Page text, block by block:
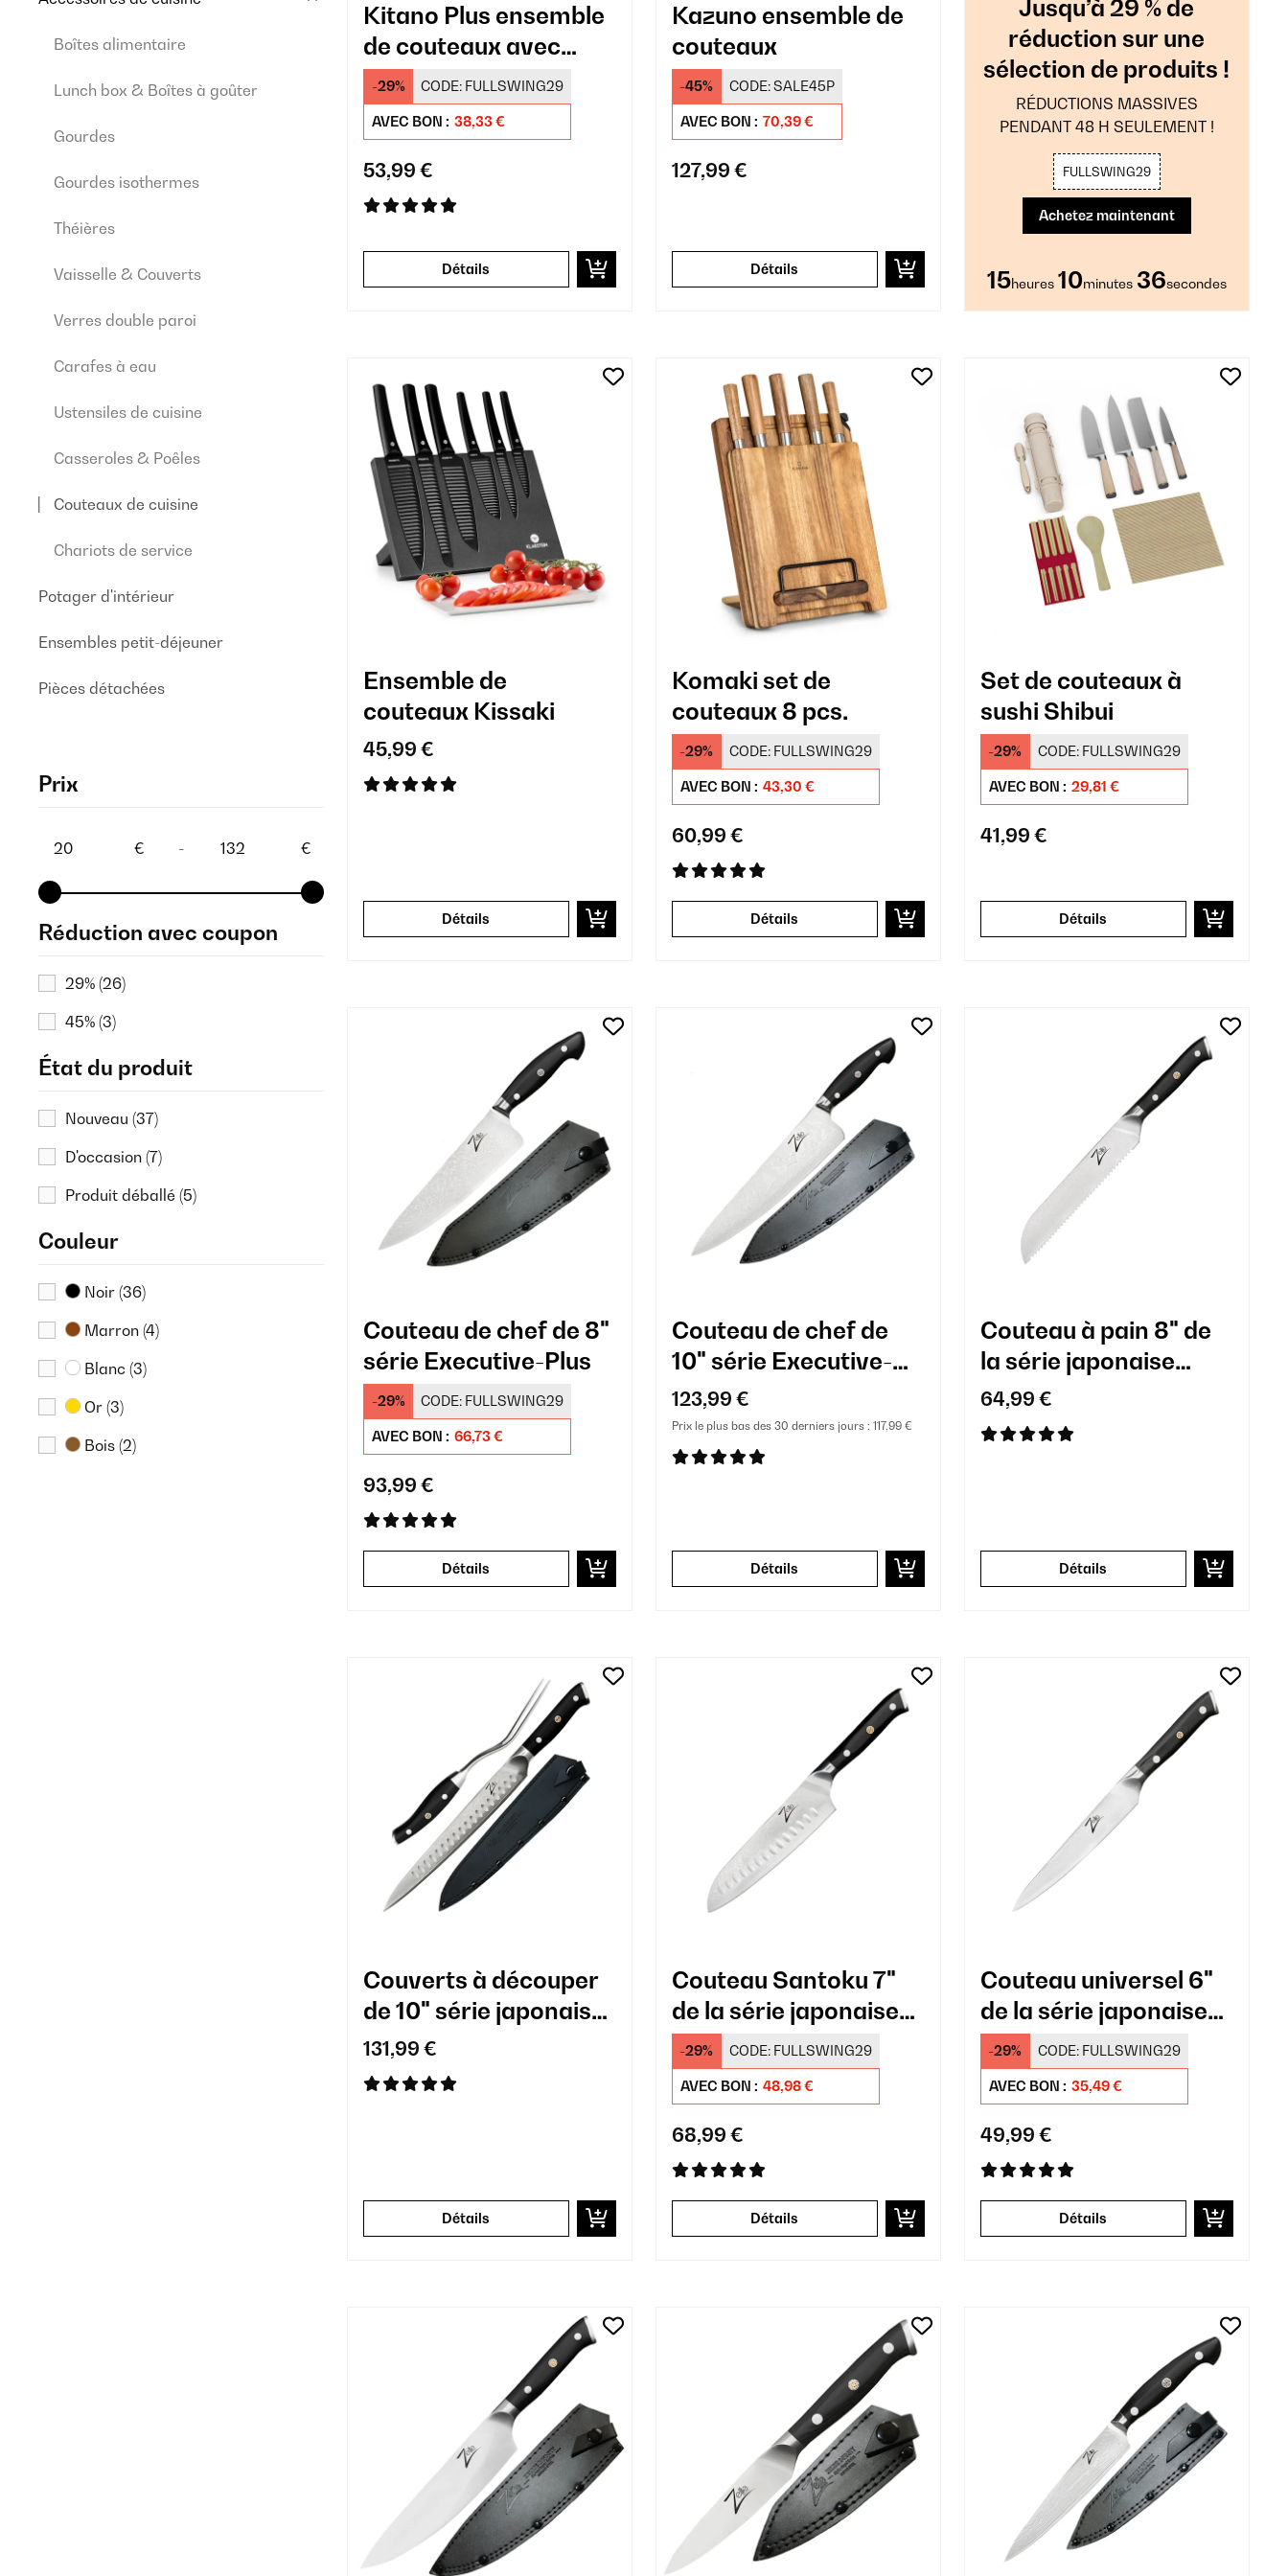
Boîtes alimentaire
Lunch box & Boîtes à goûter
Gourdes
Gourdes isothermes
Théières
Vaisselle & Couverts
Verres double paroi
Carafes à eau
Ustensiles de cuisine
Casseroles & Poêles
Couteaux de cuisine
Chariots de service
Potager d'intérieur
Ensembles petit-déjeuner
Pièces détachées
Prix
€ - €
Réduction avec coupon
29% (26)
45% (3)
État du produit
Nouveau (37)
D'occasion (7)
Produit déballé (5)
Couleur
Noir (36)
Marron (4)
Blanc (3)
Or (3)
Bois (2)
Kitano Plus ensemble
de couteaux avec
planche à découper
-29% CODE: FULLSWING29
AVEC BON : 38,33 €
53,99 €
Détails
Kazuno ensemble de
couteaux
-45% CODE:SALE45P
AVEC BON : 70,39 €
127,99 €
Détails
Jusqu’à 29 % de
réduction sur une
sélection de produits !
RÉDUCTIONS MASSIVES
PENDANT 48 H SEULEMENT !
FULLSWING29
Achetez maintenant
15heures 10minutes 34secondes
Ensemble de
couteaux Kissaki
45,99 €
Détails
Komaki set de
couteaux 8 pcs.
-29% CODE: FULLSWING29
AVEC BON : 43,30 €
60,99 €
Détails
Set de couteaux à
sushi Shibui
-29% CODE: FULLSWING29
AVEC BON : 29,81 €
41,99 €
Détails
Couteau de chef de 8"
série Executive-Plus
-29% CODE: FULLSWING29
AVEC BON : 66,73 €
93,99 €
Détails
Couteau de chef de
10" série Executive-
Plus
123,99 €
Prix le plus bas des 30 derniers jours : 117,99 €
Détails
Couteau à pain 8" de
la série japonaise
Alpha-Royal
64,99 €
Détails
Couverts à découper
de 10" série japonaise
Alpha-Royal
131,99 €
Détails
Couteau Santoku 7"
de la série japonaise
Alpha-Royal
-29% CODE: FULLSWING29
AVEC BON : 48,98 €
68,99 €
Détails
Couteau universel 6"
de la série japonaise
Alpha-Royal
-29% CODE: FULLSWING29
AVEC BON : 35,49 €
49,99 €
Détails